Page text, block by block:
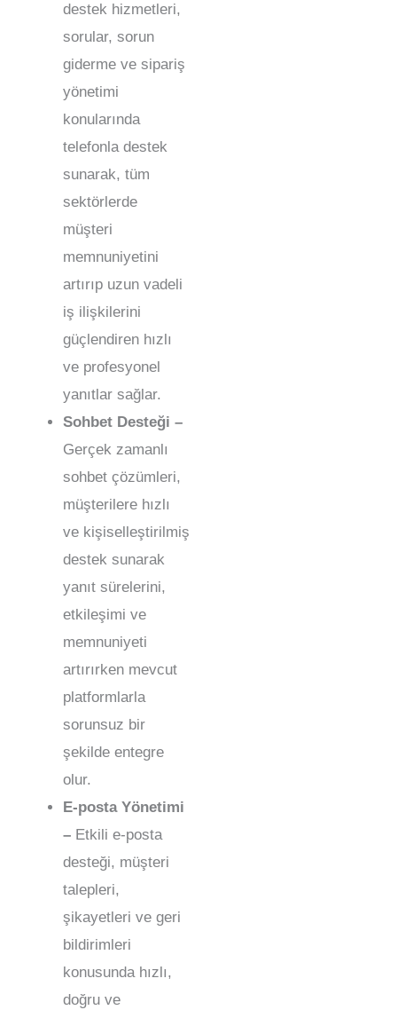
destek hizmetleri,
sorular, sorun
giderme ve sipariş
yönetimi
konularında
telefonla destek
sunarak, tüm
sektörlerde
müşteri
memnuniyetini
artırıp uzun vadeli
iş ilişkilerini
güçlendiren hızlı
ve profesyonel
yanıtlar sağlar.
Sohbet Desteği –
Gerçek zamanlı
sohbet çözümleri,
müşterilere hızlı
ve kişiselleştirilmiş
destek sunarak
yanıt sürelerini,
etkileşimi ve
memnuniyeti
artırırken mevcut
platformlarla
sorunsuz bir
şekilde entegre
olur.
E-posta Yönetimi
– Etkili e-posta
desteği, müşteri
talepleri,
şikayetleri ve geri
bildirimleri
konusunda hızlı,
doğru ve